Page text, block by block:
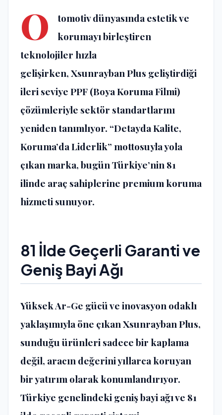
O
tomotiv dünyasında estetik ve
korumayı birleştiren
teknolojiler hızla
gelişirken,Xsunrayban Plus geliştirdiği
ileri seviye PPF (Boya Koruma Filmi)
çözümleriyle sektör standartlarını
yeniden tanımlıyor. “Detayda Kalite,
Koruma’da Liderlik” mottosuyla yola
çıkan marka, bugün Türkiye’nin 81
ilinde araç sahiplerine premium koruma
hizmeti sunuyor.
81 İlde Geçerli Garanti ve
Geniş Bayi Ağı
Yüksek Ar-Ge gücü ve inovasyon odaklı
yaklaşımıyla öne çıkan Xsunrayban Plus,
sunduğu ürünleri sadece bir kaplama
değil, aracın değerini yıllarca koruyan
bir yatırım olarak konumlandırıyor.
Türkiye genelindeki geniş bayi ağı ve 81